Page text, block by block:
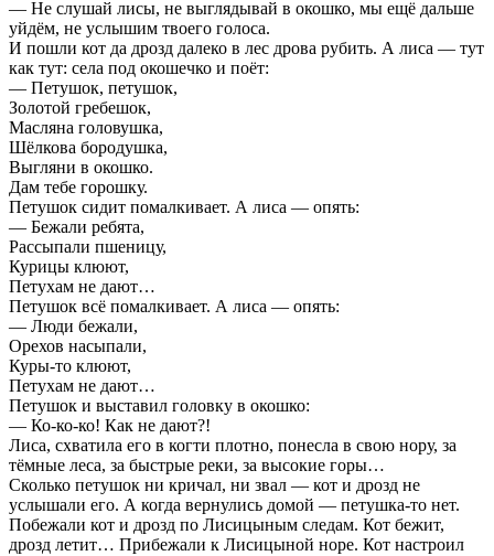
— Не слушай лисы, не выглядывай в окошко, мы ещё дальше
уйдём, не услышим твоего голоса.
И пошли кот да дрозд далеко в лес дрова рубить. А лиса — тут
как тут: села под окошечко и поёт:
— Петушок, петушок,
Золотой гребешок,
Масляна головушка,
Шёлкова бородушка,
Выгляни в окошко.
Дам тебе горошку.
Петушок сидит помалкивает. А лиса — опять:
— Бежали ребята,
Рассыпали пшеницу,
Курицы клюют,
Петухам не дают…
Петушок всё помалкивает. А лиса — опять:
— Люди бежали,
Орехов насыпали,
Куры-то клюют,
Петухам не дают…
Петушок и выставил головку в окошко:
— Ко-ко-ко! Как не дают?!
Лиса, схватила его в когти плотно, понесла в свою нору, за
тёмные леса, за быстрые реки, за высокие горы…
Сколько петушок ни кричал, ни звал — кот и дрозд не
услышали его. А когда вернулись домой — петушка-то нет.
Побежали кот и дрозд по Лисицыным следам. Кот бежит,
дрозд летит… Прибежали к Лисицыной норе. Кот настроил